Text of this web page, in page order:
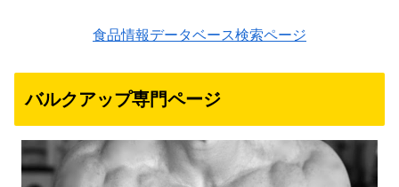
食品情報データベース検索ページ
バルクアップ専門ページ